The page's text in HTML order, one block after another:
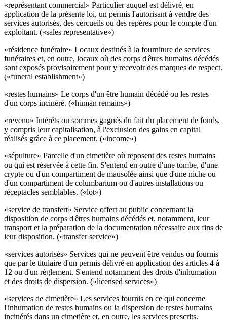
«représentant commercial» Particulier auquel est délivré, en
application de la présente loi, un permis l'autorisant à vendre des
services autorisés, des cercueils ou des repères pour le compte d'un
exploitant. («sales representative»)
«résidence funéraire» Locaux destinés à la fourniture de services
funéraires et, en outre, locaux où des corps d'êtres humains décédés
sont exposés provisoirement pour y recevoir des marques de respect.
(«funeral establishment»)
«restes humains» Le corps d'un être humain décédé ou les restes
d'un corps incinéré. («human remains»)
«revenu» Intérêts ou sommes gagnés du fait du placement de fonds,
y compris leur capitalisation, à l'exclusion des gains en capital
réalisés grâce à ce placement. («income»)
«sépulture» Parcelle d'un cimetière où reposent des restes humains
ou qui est réservée à cette fin. S'entend en outre d'une tombe, d'une
crypte ou d'un compartiment de mausolée ainsi que d'une niche ou
d'un compartiment de columbarium ou d'autres installations ou
réceptacles semblables. («lot»)
«service de transfert» Service offert au public concernant la
disposition de corps d'êtres humains décédés et, notamment, leur
transport et la préparation de la documentation nécessaire aux fins de
leur disposition. («transfer service»)
«services autorisés» Services qui ne peuvent être vendus ou fournis
que par le titulaire d'un permis délivré en application des articles 4 à
12 ou d'un règlement. S'entend notamment des droits d'inhumation
et des droits de dispersion. («licensed services»)
«services de cimetière» Les services fournis en ce qui concerne
l'inhumation de restes humains ou la dispersion de restes humains
incinérés dans un cimetière et, en outre, les services prescrits.